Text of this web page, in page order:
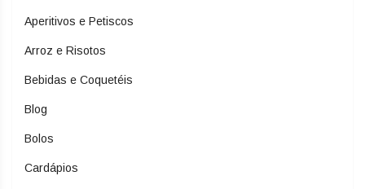
Aperitivos e Petiscos
Arroz e Risotos
Bebidas e Coquetéis
Blog
Bolos
Cardápios